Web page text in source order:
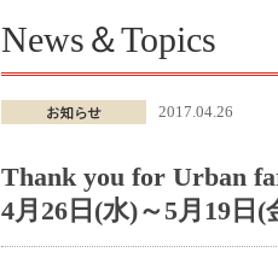
News＆Topics
2017.04.26
Thank you for Urban
4月26日(水)～5月19日(